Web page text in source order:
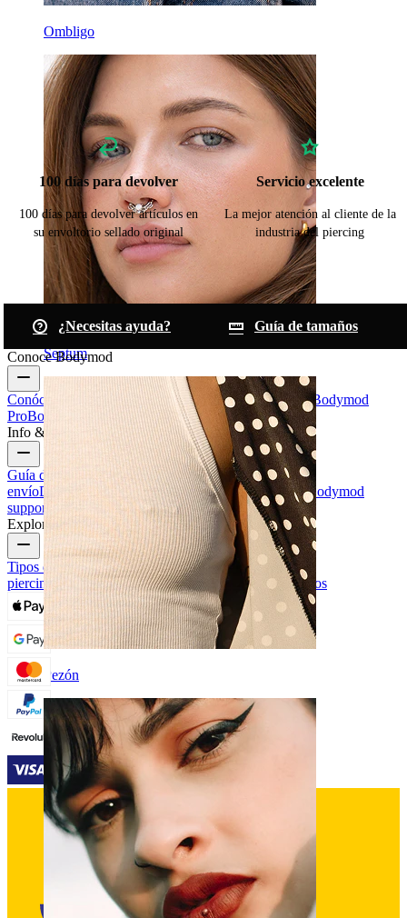
Ombligo
Septum
Pezón
100 días para devolver
100 días para devolver artículos en
su envoltorio sellado original
Servicio excelente
La mejor atención al cliente de la
industria del piercing
¿Necesitas ayuda?
Guía de tamaños
Conoce Bodymod
Conócenos Términos & condiciones ContáctanosBodymod
ProBodymod CreatorsValoraciones Bodymod
Info & ayuda
Guía de tamaños Seguimiento de envío Información de
envíoDevoluciones & cancelacionesPagosMi cuentaBodymod
support
Explora
Tipos de joyas para piercingsMateriales de joyas para
piercings
Problemas frecuentes con Piercings y cuidados